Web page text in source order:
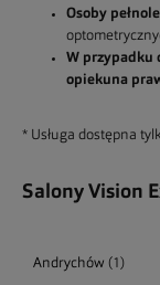
Osoby
W przypadku
opiekuna
* Usługa dostępna
Salony Vision
Andrychów (1)